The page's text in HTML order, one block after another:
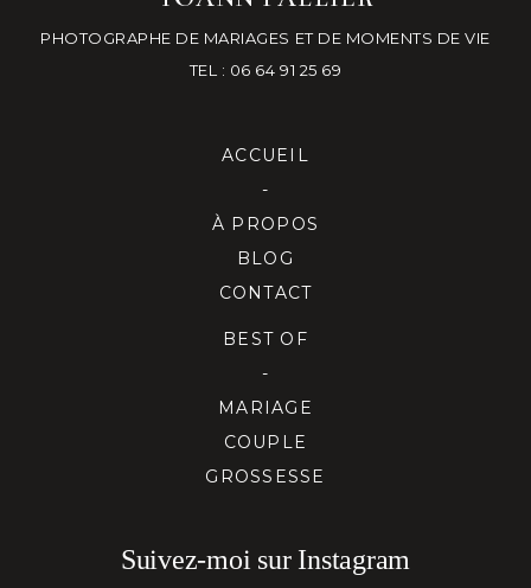
PHOTOGRAPHE DE MARIAGES ET DE MOMENTS DE VIE
TEL : 06 64 91 25 69
ACCUEIL
-
À PROPOS
BLOG
CONTACT
BEST OF
-
MARIAGE
COUPLE
GROSSESSE
Suivez-moi sur Instagram